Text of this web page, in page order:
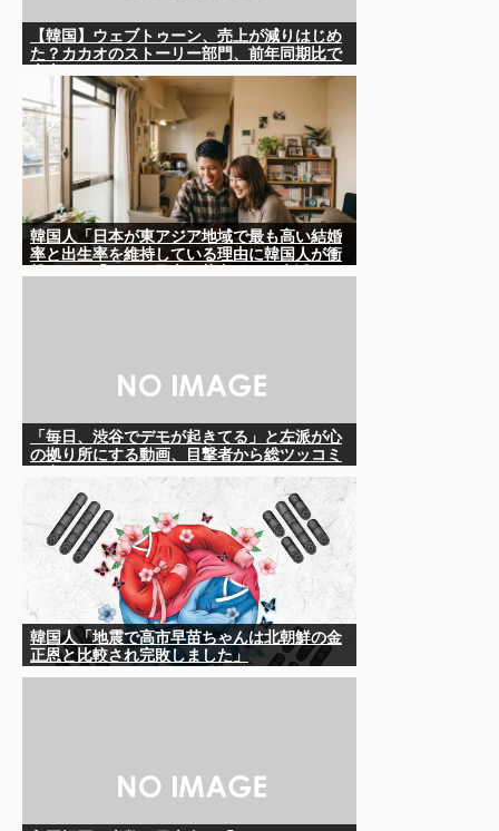
【韓国】ウェブトゥーン、売上が減りはじめ
た？カカオのストーリー部門、前年同期比で
韓国人「日本が東アジア地域で最も高い結婚
率と出生率を維持している理由に韓国人が衝
「毎日、渋谷でデモが起きてる」と左派が心
の拠り所にする動画、目撃者から総ツッコミ
韓国人「地震で高市早苗ちゃんは北朝鮮の金
正恩と比較され完敗しました」